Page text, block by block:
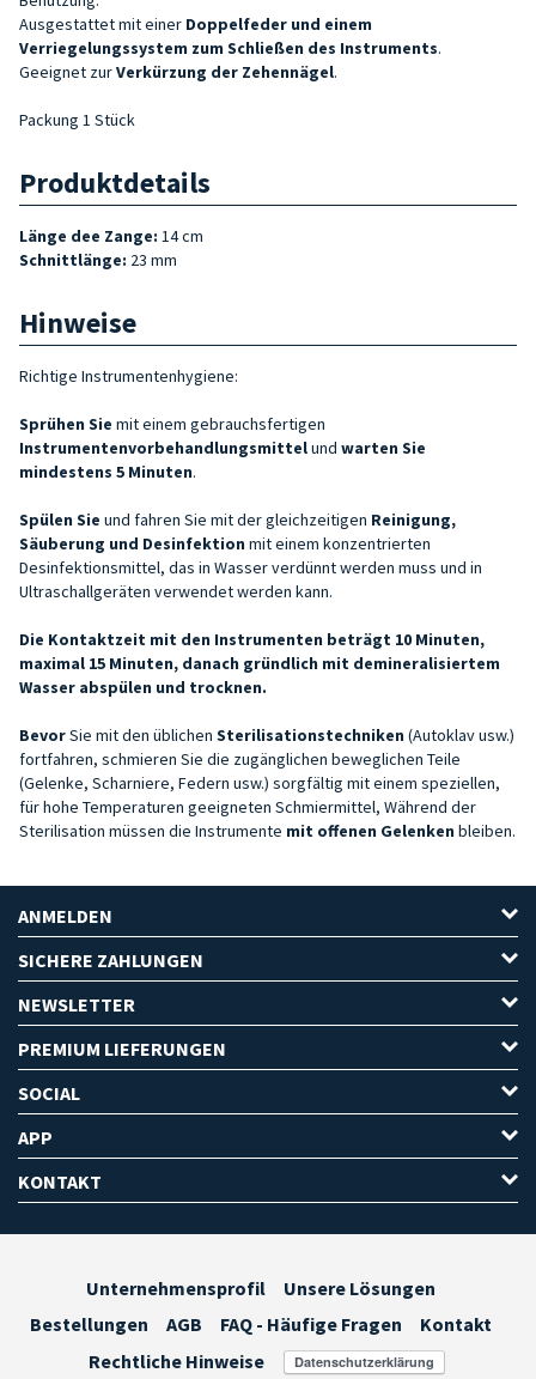
Ausgestattet mit einer Doppelfeder und einem
Verriegelungssystem zum Schließen des Instruments.
Geeignet zurVerkürzung der Zehennägel.
Packung 1 Stück
Produktdetails
Länge dee Zange: 14 cm
Schnittlänge: 23 mm
Hinweise
Richtige Instrumentenhygiene:
Sprühen Sie mit einem gebrauchsfertigen
Instrumentenvorbehandlungsmittelund warten Sie
mindestens 5 Minuten.
Spülen Sie und fahren Sie mit der gleichzeitigen Reinigung,
Säuberung und Desinfektion mit einem konzentrierten
Desinfektionsmittel, das in Wasser verdünnt werden muss und in
Ultraschallgeräten verwendet werden kann.
Die Kontaktzeit mit den Instrumenten beträgt 10 Minuten,
maximal 15 Minuten, danach gründlich mit demineralisiertem
Wasser abspülen und trocknen.
BevorSie mit den üblichen Sterilisationstechniken (Autoklav usw.)
fortfahren, schmieren Sie die zugänglichen beweglichen Teile
(Gelenke, Scharniere, Federn usw.) sorgfältig mit einem speziellen,
für hohe Temperaturen geeigneten Schmiermittel, Während der
Sterilisation müssen die Instrumente mit offenen Gelenken bleiben.
ANMELDEN
SICHERE ZAHLUNGEN
NEWSLETTER
PREMIUM LIEFERUNGEN
SOCIAL
APP
KONTAKT
Unternehmensprofil
Unsere Lösungen
Bestellungen
AGB FAQ - Häufige Fragen
Kontakt
Rechtliche Hinweise